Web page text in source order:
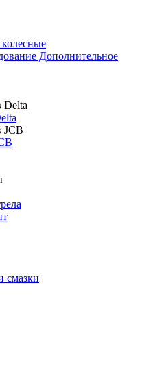
Дополнительное
смазки